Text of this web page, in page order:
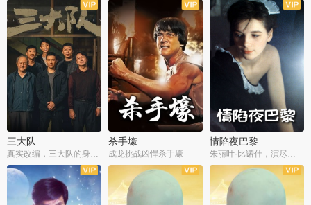
三大队 杀手壕
成龙挑战凶悍杀手壕
情陷夜巴黎